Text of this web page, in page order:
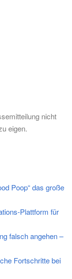
nicht
eigen.
Poop“ das große
Plattform für
falsch angehen –
Fortschritte bei